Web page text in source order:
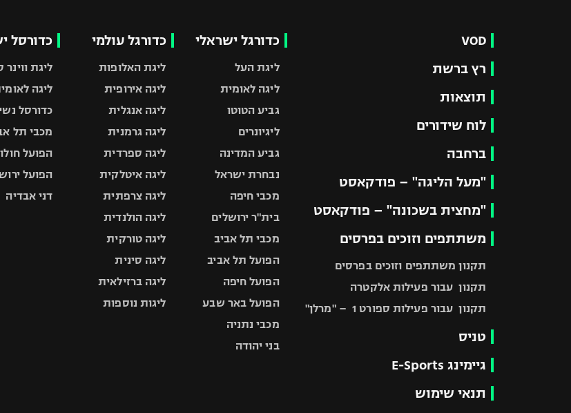
VOD
רץ ברשת
תוצאות
לוח שידורים
ברחבה
"מעל הליגה" – פודקאסט
"מחצית בשכונה" – פודקאסט
משתתפים וזוכים בפרסים
תקנון משתתפים וזוכים בפרסים
תקנון עבור פעילות אלקטרה
תקנון עבור פעילות ספורט 1 – "מרלן"
טניס
גיימינג E-Sports
תנאי שימוש
כדורגל ישראלי
ליגת העל
ליגה לאומית
גביע הטוטו
ליגיונרים
גביע המדינה
נבחרת ישראל
מכבי חיפה
בית"ר ירושלים
מכבי תל אביב
הפועל תל אביב
הפועל חיפה
הפועל באר שבע
מכבי נתניה
בני יהודה
כדורגל עולמי
ליגת האלופות
ליגה אירופית
ליגה אנגלית
ליגה גרמנית
ליגה ספרדית
ליגה איטלקית
ליגה צרפתית
ליגה הולנדית
ליגה טורקית
ליגה סינית
ליגה ברזילאית
ליגות נוספות
כדורסל
ליגת ווינר
ליגה
כדורסל
מכבי תל
הפועל
הפועל
דני אבדיה